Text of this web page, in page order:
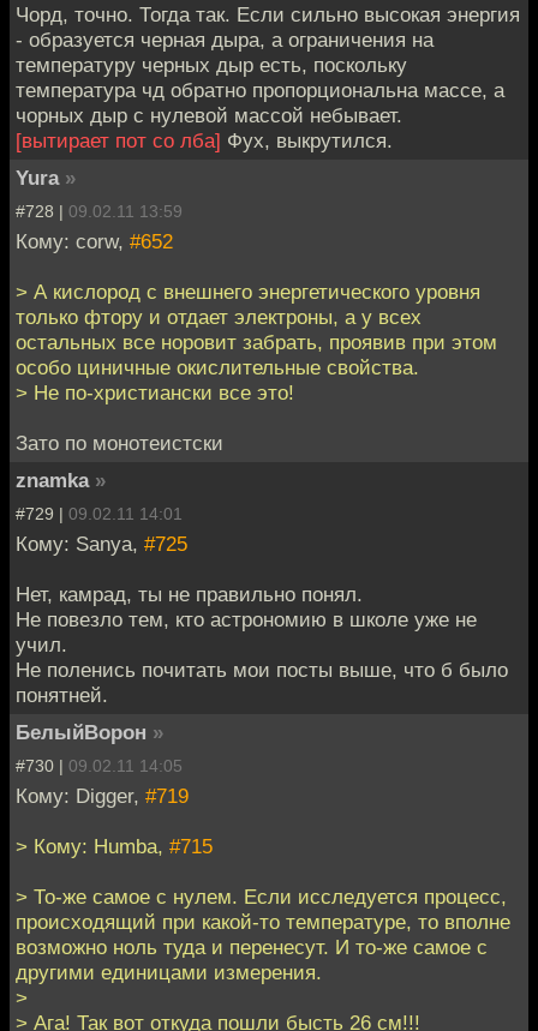
Чорд, точно. Тогда так. Если сильно высокая энергия
- образуется черная дыра, а ограничения на
температуру черных дыр есть, поскольку
температура чд обратно пропорциональна массе, а
чорных дыр с нулевой массой небывает.
[вытирает пот со лба] Фух, выкрутился.
Yura »
#728 | 09.02.11 13:59
Кому: corw, #652
> А кислород с внешнего энергетического уровня
только фтору и отдает электроны, а у всех
остальных все норовит забрать, проявив при этом
особо циничные окислительные свойства.
> Не по-христиански все это!
Зато по монотеистски
znamka »
#729 | 09.02.11 14:01
Кому: Sanya, #725
Нет, камрад, ты не правильно понял.
Не повезло тем, кто астрономию в школе уже не
учил.
Не поленись почитать мои посты выше, что б было
понятней.
БелыйВорон »
#730 | 09.02.11 14:05
Кому: Digger, #719
> Кому: Humba, #715
> То-же самое с нулем. Если исследуется процесс,
происходящий при какой-то температуре, то вполне
возможно ноль туда и перенесут. И то-же самое с
другими единицами измерения.
>
> Ага! Так вот откуда пошли бысть 26 см!!!